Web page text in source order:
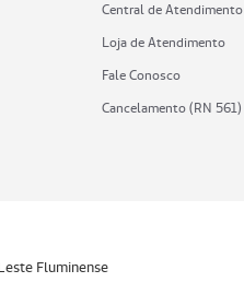
Central de Atendimento
Loja de Atendimento
Fale Conosco
Cancelamento (RN 561)
Fluminense